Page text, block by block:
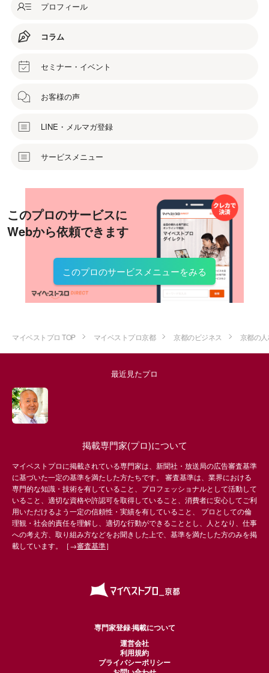
プロフィール
コラム
セミナー・イベント
お客様の声
LINE・メルマガ登録
サービスメニュー
このプロのサービスに
Webから依頼できます
このプロのサービスメニューをみる
マイベストプロ TOP マイベストプロ京都 京都のビジネス 京都の
最近見たプロ
掲載専門家(プロ)について
マイベストプロに掲載されている専門家は、新聞社・放送局の広告審査基準
に基づいた一定の基準を満たした方たちです。 審査基準は、業界における
専門的な知識・技術を有していること、プロフェッショナルとして活動して
いること、適切な資格や許認可を取得していること、消費者に安心してご利
用いただけるよう一定の信頼性・実績を有していること、 プロとしての倫
理観・社会的責任を理解し、適切な行動ができることとし、人となり、仕事
への考え方、取り組み方などをお聞きした上で、基準を満たした方のみを掲
載しています。［→審査基準］
専門家登録·掲載について
運営会社
利用規約
プライバシーポリシー